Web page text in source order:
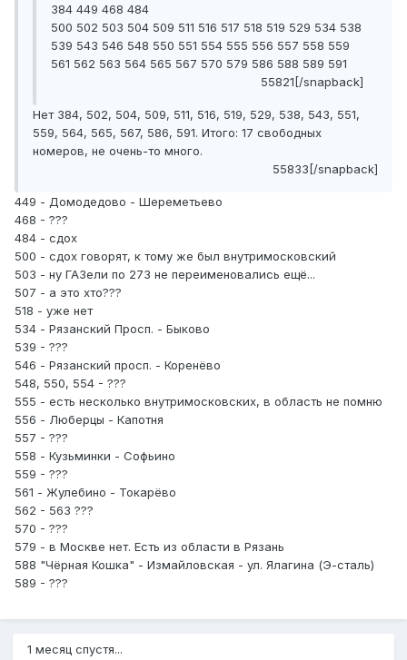
384 449 468 484
500 502 503 504 509 511 516 517 518 519 529 534 538
539 543 546 548 550 551 554 555 556 557 558 559
561 562 563 564 565 567 570 579 586 588 589 591
55821[/snapback]
Нет 384, 502, 504, 509, 511, 516, 519, 529, 538, 543, 551,
559, 564, 565, 567, 586, 591. Итого: 17 свободных
номеров, не очень-то много.
55833[/snapback]
449 - Домодедово - Шереметьево
468 - ???
484 - сдох
500 - сдох говорят, к тому же был внутримосковский
503 - ну ГАЗели по 273 не переименовались ещё...
507 - а это хто???
518 - уже нет
534 - Рязанский Просп. - Быково
539 - ???
546 - Рязанский просп. - Коренёво
548, 550, 554 - ???
555 - есть несколько внутримосковских, в область не помню
556 - Люберцы - Капотня
557 - ???
558 - Кузьминки - Софьино
559 - ???
561 - Жулебино - Токарёво
562 - 563 ???
570 - ???
579 - в Москве нет. Есть из области в Рязань
588 "Чёрная Кошка" - Измайловская - ул. Ялагина (Э-сталь)
589 - ???
1 месяц спустя...